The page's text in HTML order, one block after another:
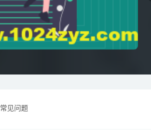
常见问题